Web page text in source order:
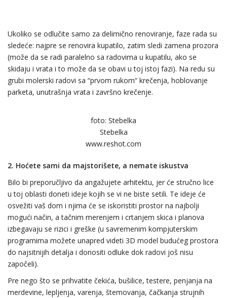
Ukoliko se odlučite samo za delimično renoviranje, faze rada su
sledeće: najpre se renovira kupatilo, zatim sledi zamena prozora
(može da se radi paralelno sa radovima u kupatilu, ako se
skidaju i vrata i to može da se obavi u toj istoj fazi). Na redu su
grubi molerski radovi sa “prvom rukom“ krečenja, hoblovanje
parketa, unutrašnja vrata i završno krečenje.
foto: Stebelka
Stebelka
www.reshot.com
2. Hoćete sami da majstorišete, a nemate iskustva
Bilo bi preporučljivo da angažujete arhitektu, jer će stručno lice
u toj oblasti doneti ideje kojih se vi ne biste setili. Te ideje će
osvežiti vaš dom i njima će se iskoristiti prostor na najbolji
mogući način, a tačnim merenjem i crtanjem skica i planova
izbegavaju se rizici i greške (u savremenim kompjuterskim
programima možete unapred videti 3D model budućeg prostora
do najsitnijih detalja i donositi odluke dok radovi još nisu
započeli).
Pre nego što se prihvatite čekića, bušilice, testere, penjanja na
merdevine, lepljenja, varenja, štemovanja, čačkanja strujnih